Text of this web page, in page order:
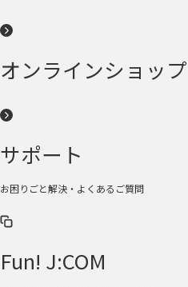
オンラインショップ
サポート
お困りごと解決・よくあるご質問
Fun! J:COM